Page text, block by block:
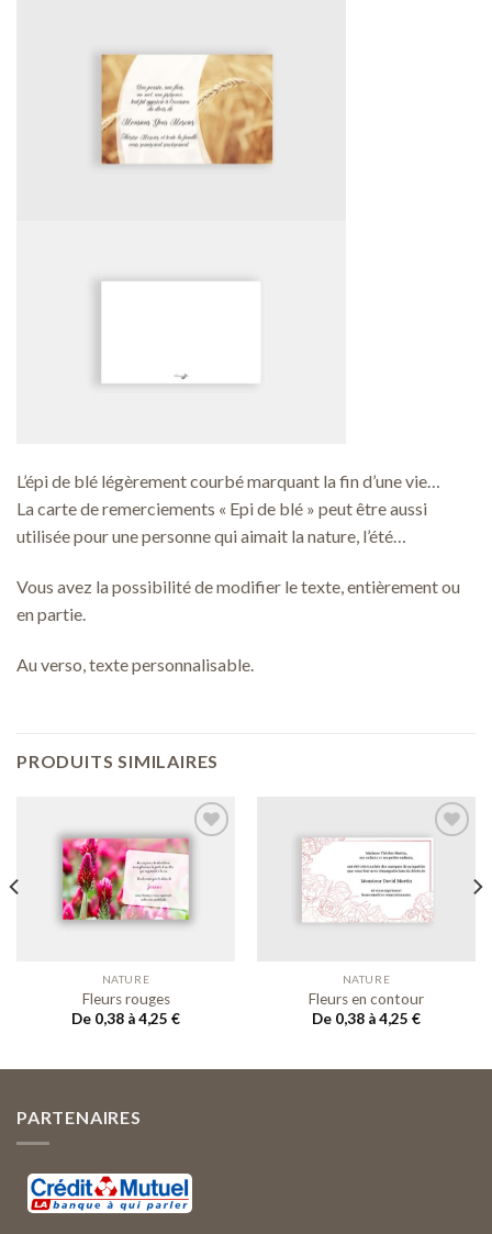
L’épi de blé légèrement courbé marquant la fin d’une vie…
La carte de remerciements « Epi de blé » peut être aussi
utilisée pour une personne qui aimait la nature, l’été…
Vous avez la possibilité de modifier le texte, entièrement ou
en partie.
Au verso, texte personnalisable.
PRODUITS SIMILAIRES
à ma
liste de
NATURE
Fleurs rouges
De 0,38 à 4,25 €
Ajouter
à ma
liste de
NATURE
Fleurs en contour
De 0,38 à 4,25 €
PARTENAIRES